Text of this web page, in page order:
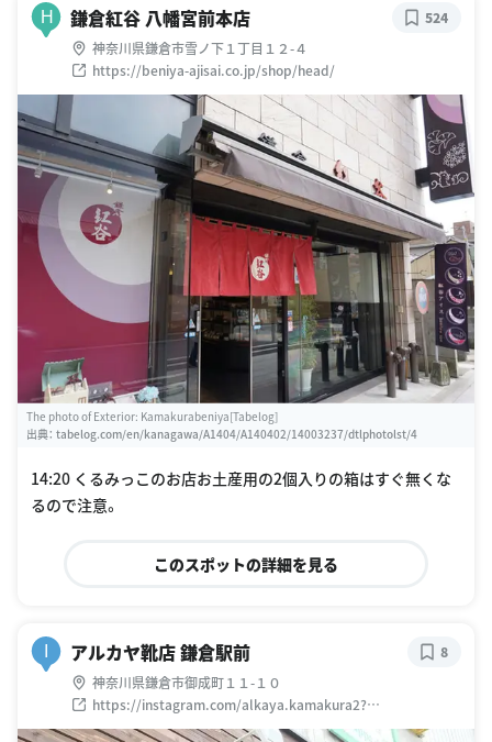
H 鎌倉紅谷 八幡宮前本店
神奈川県鎌倉市雪ノ下１丁目１２-４
https://beniya-ajisai.co.jp/shop/head/
524
The photo of Exterior: Kamakurabeniya[Tabelog]
出典： tabelog.com/en/kanagawa/A1404/A140402/14003237/dtlphotolst/4
14:20 くるみっこのお店お土産用の2個入りの箱はすぐ無くな
るので注意。
このスポットの詳細を見る
I アルカヤ靴店 鎌倉駅前
神奈川県鎌倉市御成町１１-１０
https://instagram.com/alkaya.kamakura2?
utm_source=ig_profile_share&igshid=qbixf63yy3wa
8